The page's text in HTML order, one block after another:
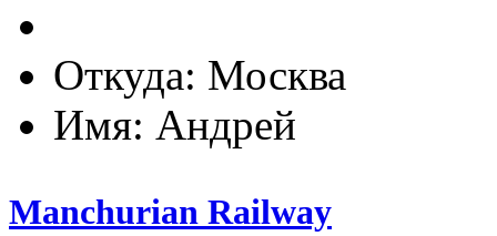
Откуда: Москва
Имя: Андрей
Manchurian Railway